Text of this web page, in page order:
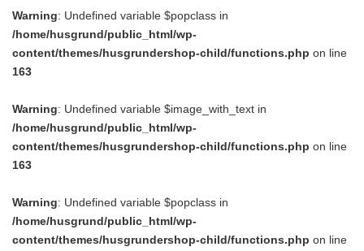
Warning: Undefined variable $popclass in
/home/husgrund/public_html/wp-
content/themes/husgrundershop-child/functions.php on line
163
Warning: Undefined variable $image_with_text in
/home/husgrund/public_html/wp-
content/themes/husgrundershop-child/functions.php on line
163
Warning: Undefined variable $popclass in
/home/husgrund/public_html/wp-
content/themes/husgrundershop-child/functions.php on line